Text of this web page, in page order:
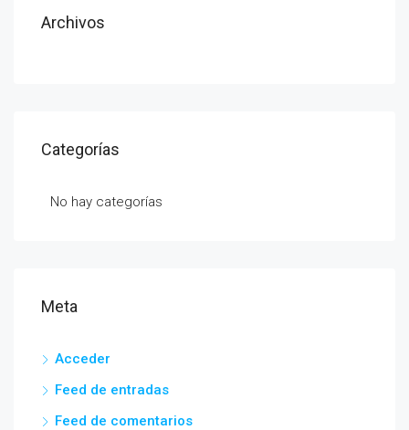
Archivos
Categorías
No hay categorías
Meta
Acceder
Feed de entradas
Feed de comentarios